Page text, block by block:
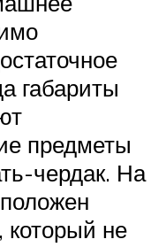
габариты
предметы
чердак. На
который не